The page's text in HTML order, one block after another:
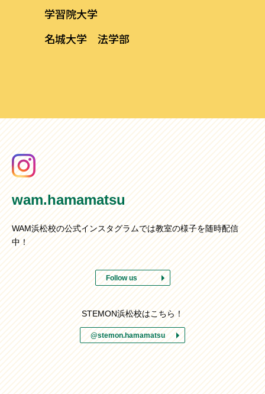
学習院大学
名城大学 法学部
wam.hamamatsu
WAM浜松校の公式インスタグラムでは教室の様子を随時配信
中！
Follow us
STEMON浜松校はこちら！
@stemon.hamamatsu